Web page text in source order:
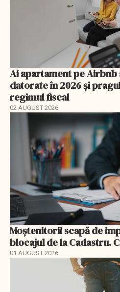
Ai apartament pe Airbnb
datorate în 2026 și
regimul fiscal
02 AUGUST 2026
Moștenitorii scapă de
blocajul de la Cadastru.
01 AUGUST 2026